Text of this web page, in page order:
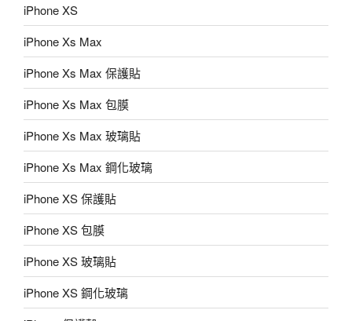
iPhone XS
iPhone Xs Max
iPhone Xs Max 保護貼
iPhone Xs Max 包膜
iPhone Xs Max 玻璃貼
iPhone Xs Max 鋼化玻璃
iPhone XS 保護貼
iPhone XS 包膜
iPhone XS 玻璃貼
iPhone XS 鋼化玻璃